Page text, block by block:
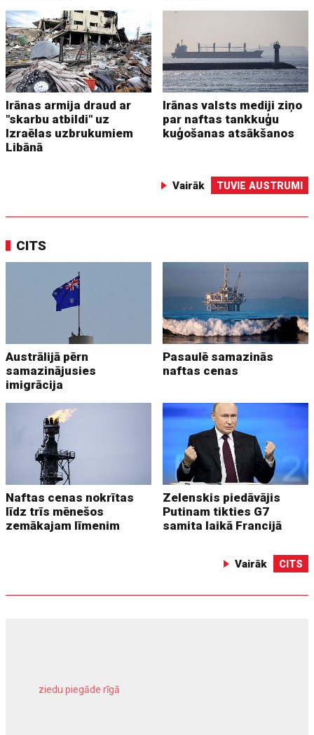
Irānas armija draud ar
"skarbu atbildi" uz
Izraēlas uzbrukumiem
Libānā
Irānas valsts mediji ziņo
par naftas tankkuģu
kuģošanas atsākšanos
Vairāk TUVIE AUSTRUMI
CITS
Austrālijā pērn
samazinājusies
imigrācija
Pasaulē samazinās
naftas cenas
Naftas cenas nokrītas
līdz trīs mēnešos
zemākajam līmenim
Zelenskis piedāvājis
Putinam tikties G7
samita laikā Francijā
Vairāk CITS
ziedu piegāde rīgā